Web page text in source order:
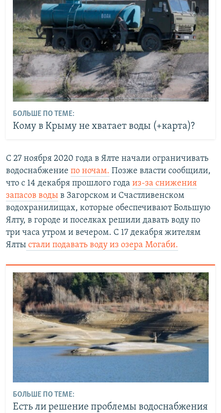
БОЛЬШЕ ПО ТЕМЕ:
Кому в Крыму не хватает воды (+карта)?
С 27 ноября 2020 года в Ялте начали ограничивать
водоснабжение по ночам. Позже власти сообщили,
что с 14 декабря прошлого года из-за снижения
запасов воды в Загорском и Счастливенском
водохранилищах, которые обеспечивают Большую
Ялту, в городе и поселках решили давать воду по
три часа утром и вечером. С 17 декабря жителям
Ялты стали подавать воду из озера Могаби.
БОЛЬШЕ ПО ТЕМЕ:
Есть ли решение проблемы водоснабжения